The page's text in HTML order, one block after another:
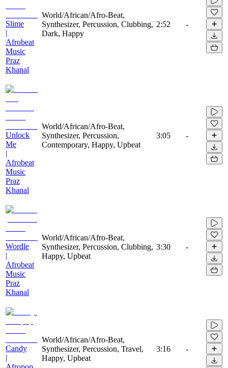
Slime
|
Afrobeat
Music
Praz
Khanal
World/African/Afro-Beat,
Synthesizer, Percussion, Clubbing,
Dark, Happy
2:52 -
Unlock
Me
|
Afrobeat
Music
Praz
Khanal
World/African/Afro-Beat,
Synthesizer, Percussion,
Contemporary, Happy, Upbeat
3:05 -
Wordle
|
Afrobeat
Music
Praz
Khanal
World/African/Afro-Beat,
Synthesizer, Percussion, Clubbing,
Happy, Upbeat
3:30 -
Candy
|
World/African/Afro-Beat,
Synthesizer, Percussion, Travel,
Happy, Upbeat
3:16 -